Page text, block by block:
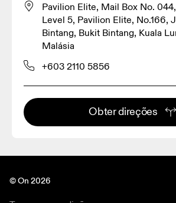
Pavilion Elite, Mail Box No.
Level 5, Pavilion Elite, No.166,
Bintang, Bukit Bintang, Kuala
Malásia
+603 2110 5856
Obter direções
© On 2026